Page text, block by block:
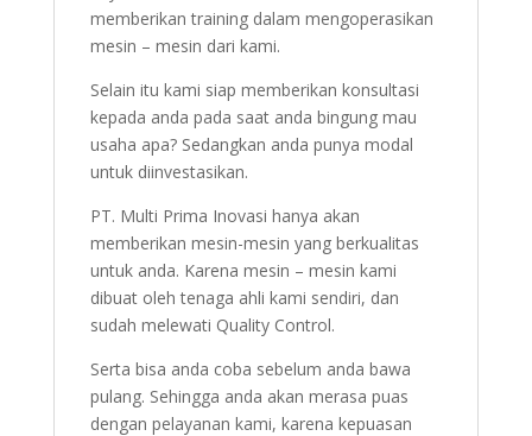
memberikan training dalam mengoperasikan
mesin – mesin dari kami.
Selain itu kami siap memberikan konsultasi
kepada anda pada saat anda bingung mau
usaha apa? Sedangkan anda punya modal
untuk diinvestasikan.
PT. Multi Prima Inovasi hanya akan
memberikan mesin-mesin yang berkualitas
untuk anda. Karena mesin – mesin kami
dibuat oleh tenaga ahli kami sendiri, dan
sudah melewati Quality Control.
Serta bisa anda coba sebelum anda bawa
pulang. Sehingga anda akan merasa puas
dengan pelayanan kami, karena kepuasan